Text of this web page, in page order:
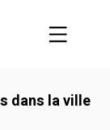
dans la ville